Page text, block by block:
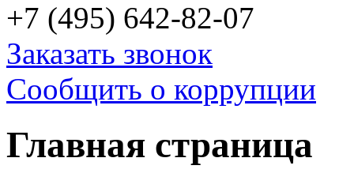
+7 (495) 642-82-07
Заказать звонок
Сообщить о коррупции
Главная страница